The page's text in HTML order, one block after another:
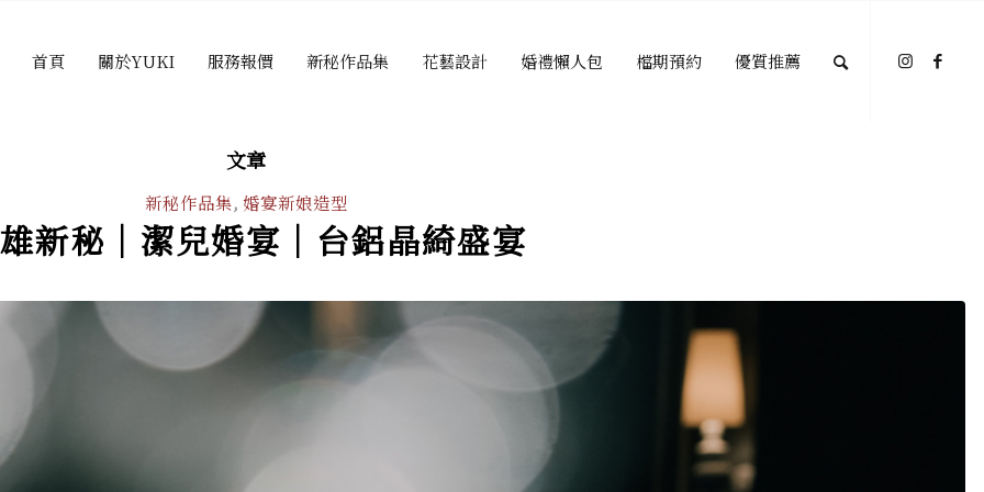
首頁 關於YUKI 服務報價 新秘作品集 花藝設計 婚禮懶人包 檔期預約 優質推薦
文章
新秘作品集, 婚宴新娘造型
新秘｜潔兒婚宴｜台鋁晶綺盛宴